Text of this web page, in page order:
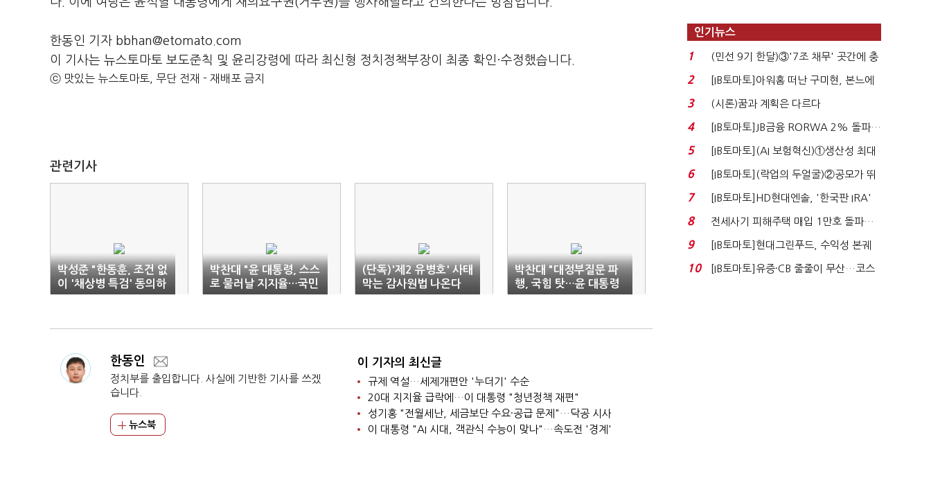
한동인 기자 bbhan@etomato.com
이 기사는 뉴스토마토 보도준칙 및 윤리강령에 따라 최신형 정치정책부장이 최종 확인·수정했습니다.
ⓒ 맛있는 뉴스토마토, 무단 전재 - 재배포 금지
관련기사
박성준 "한동훈, 조건 없
이 '채상병 특검' 동의하
라"
박찬대 "윤 대통령, 스스
로 물러날 지지율…국민
참지 않을 것"
(단독)'제2 유병호' 사태
막는 감사원법 나온다
박찬대 "대정부질문 파
행, 국힘 탓…윤 대통령
도 제명하라"
한동인
정치부를 출입합니다. 사실에 기반한 기사를 쓰겠
습니다.
뉴스북
이 기자의 최신글
규제 역설…세제개편안 '누더기' 수순
20대 지지율 급락에…이 대통령 "청년정책 재편"
성기홍 "전월세난, 세금보단 수요·공급 문제"…닥공 시사
이 대통령 "AI 시대, 객관식 수능이 맞나"…속도전 '경계'
인기뉴스
1
(민선 9기 한달)③'7조 채무' 곳간에 충
격…추미애, 20년...
2
[IB토마토]아워홈 떠난 구미현, 본느에
340억 베팅…가...
3 (시론)꿈과 계획은 다르다
4
[IB토마토]JB금융 RORWA 2% 돌파…
실적 견인은 은행 ...
5
[IB토마토](AI 보험혁신)①생산성 최대
80% 개선…현실...
6
[IB토마토](락업의 두얼굴)②공모가 뛰
자 첫날 매도…FI ...
7
[IB토마토]HD현대엔솔, '한국판 IRA'
수혜 부상…세액공...
8
전세사기 피해주택 매입 1만호 돌파…
누적 피해자 4만2...
9
[IB토마토]현대그린푸드, 수익성 본궤
도…실적 개선에 ...
10
[IB토마토]유증·CB 줄줄이 무산…코스